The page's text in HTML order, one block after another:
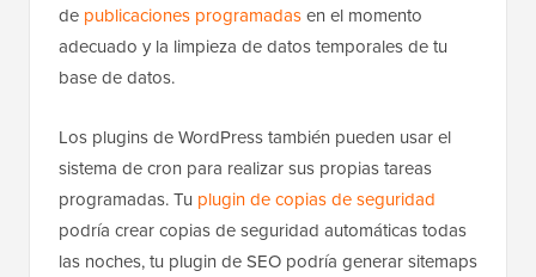
de publicaciones programadasen el momento
adecuado y la limpieza de datos temporales de tu
base de datos.
Los plugins de WordPress también pueden usar el
sistema de cron para realizar sus propias tareas
programadas. Tu plugin de copias de seguridad
podría crear copias de seguridad automáticas todas
las noches, tu plugin de SEO podría generar sitemaps